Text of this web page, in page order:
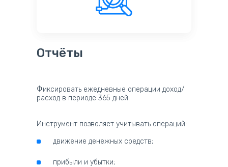
Отчёты
Фиксировать ежедневные операции доход/
расход в периоде 365 дней.
Инструмент позволяет учитывать операций:
движение денежных средств;
прибыли и убытки;